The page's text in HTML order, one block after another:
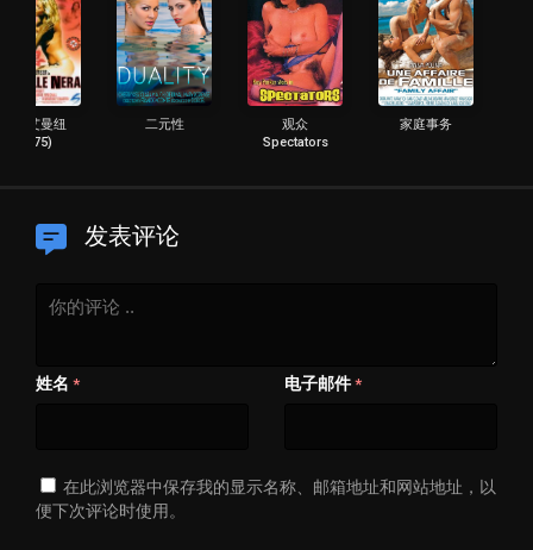
黑色艾曼纽
(1975)
二元性
观众
Spectators
家庭事务
发表评论
姓名 * 电子邮件 *
在此浏览器中保存我的显示名称、邮箱地址和网站地址，以
便下次评论时使用。